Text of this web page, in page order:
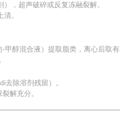
，超声破碎或反复冻融裂解。
。
醇混合液）提取脂类，离心后取有
去除溶剂残留）。
解充分。